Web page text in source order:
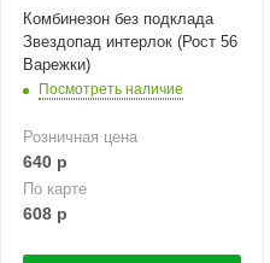
Комбинезон без подклада
Звездопад интерлок (Рост 56
Варежки)
Посмотреть наличие
Розничная цена
640р
По карте
608р